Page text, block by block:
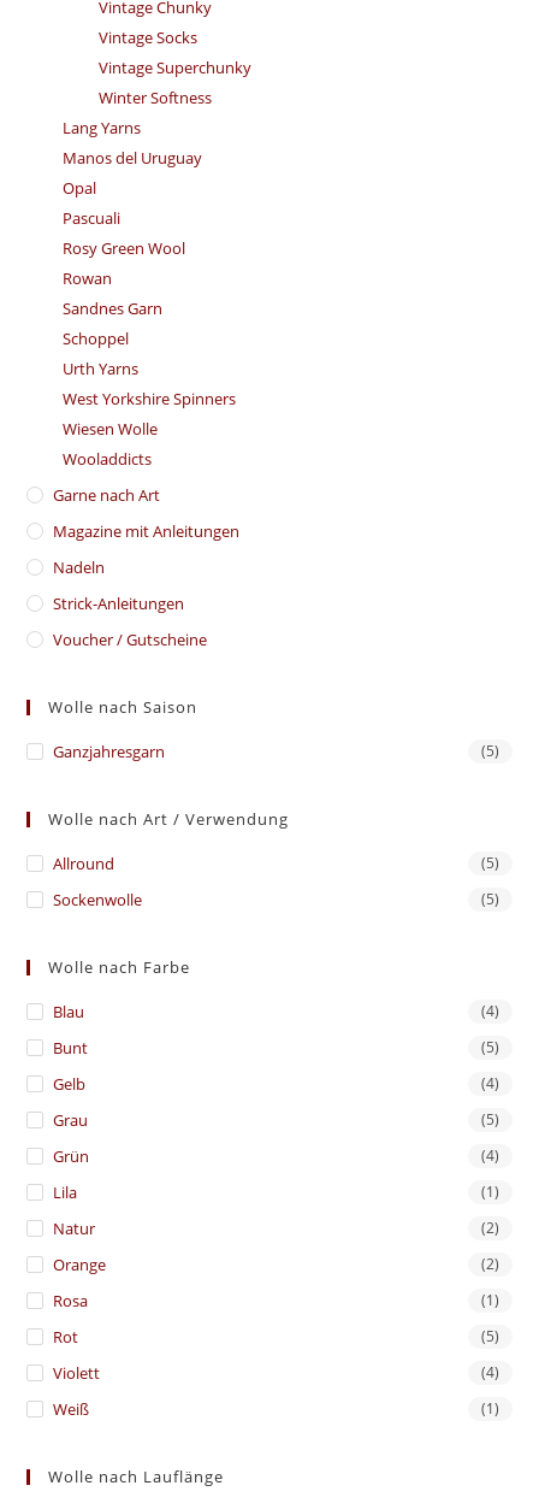
Vintage Chunky
Vintage Socks
Vintage Superchunky
Winter Softness
Lang Yarns
Manos del Uruguay
Opal
Pascuali
Rosy Green Wool
Rowan
Sandnes Garn
Schoppel
Urth Yarns
West Yorkshire Spinners
Wiesen Wolle
Wooladdicts
Garne nach Art
Magazine mit Anleitungen
Nadeln
Strick-Anleitungen
Voucher / Gutscheine
Wolle nach Saison
Ganzjahresgarn (5)
Wolle nach Art / Verwendung
Allround (5)
Sockenwolle (5)
Wolle nach Farbe
Blau (4)
Bunt (5)
Gelb (4)
Grau (5)
Grün (4)
Lila (1)
Natur (2)
Orange (2)
Rosa (1)
Rot (5)
Violett (4)
Weiß (1)
Wolle nach Lauflänge